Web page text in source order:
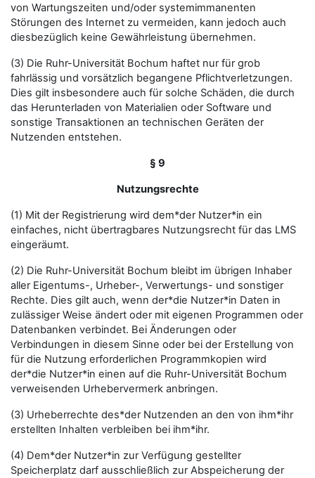
von Wartungszeiten und/oder systemimmanenten
Störungen des Internet zu vermeiden, kann jedoch auch
diesbezüglich keine Gewährleistung übernehmen.
(3) Die Ruhr-Universität Bochum haftet nur für grob
fahrlässig und vorsätzlich begangene Pflichtverletzungen.
Dies gilt insbesondere auch für solche Schäden, die durch
das Herunterladen von Materialien oder Software und
sonstige Transaktionen an technischen Geräten der
Nutzenden entstehen.
§ 9
Nutzungsrechte
(1) Mit der Registrierung wird dem*der Nutzer*in ein
einfaches, nicht übertragbares Nutzungsrecht für das LMS
eingeräumt.
(2) Die Ruhr-Universität Bochum bleibt im übrigen Inhaber
aller Eigentums-, Urheber-, Verwertungs- und sonstiger
Rechte. Dies gilt auch, wenn der*die Nutzer*in Daten in
zulässiger Weise ändert oder mit eigenen Programmen oder
Datenbanken verbindet. Bei Änderungen oder
Verbindungen in diesem Sinne oder bei der Erstellung von
für die Nutzung erforderlichen Programmkopien wird
der*die Nutzer*in einen auf die Ruhr-Universität Bochum
verweisenden Urhebervermerk anbringen.
(3) Urheberrechte des*der Nutzenden an den von ihm*ihr
erstellten Inhalten verbleiben bei ihm*ihr.
(4) Dem*der Nutzer*in zur Verfügung gestellter
Speicherplatz darf ausschließlich zur Abspeicherung der